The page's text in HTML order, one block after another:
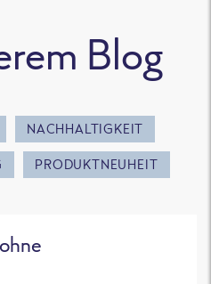
Blog
NACHHALTIGKEIT
PRODUKTNEUHEIT